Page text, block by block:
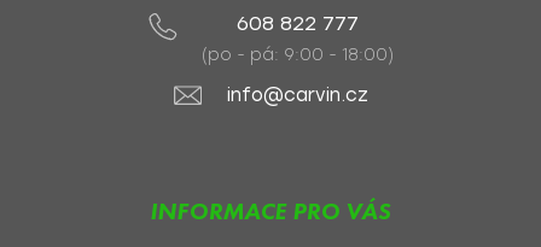
608 822 777
(po - pá: 9:00 - 18:00)
info@carvin.cz
INFORMACE PRO VÁS